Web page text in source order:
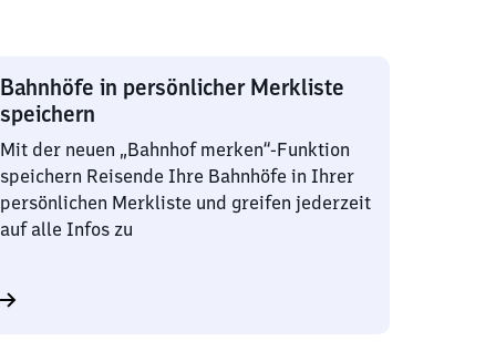
Bahnhöfe in persönlicher Merkliste
speichern
Mit der neuen „Bahnhof merken“-Funktion
speichern Reisende Ihre Bahnhöfe in Ihrer
persönlichen Merkliste und greifen jederzeit
auf alle Infos zu